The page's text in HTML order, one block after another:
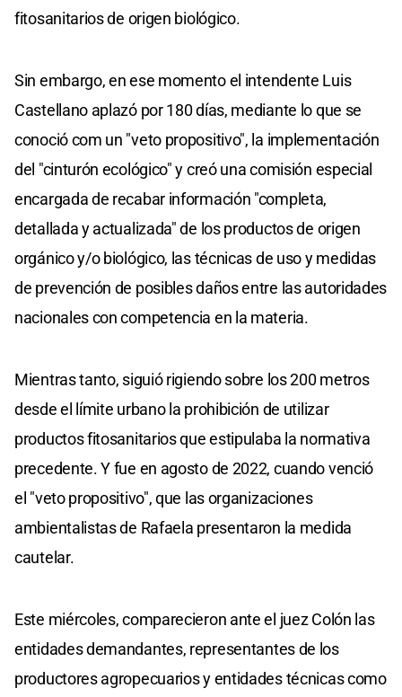
fitosanitarios de origen biológico.
Sin embargo, en ese momento el intendente Luis
Castellano aplazó por 180 días, mediante lo que se
conoció com un "veto propositivo", la implementación
del "cinturón ecológico" y creó una comisión especial
encargada de recabar información "completa,
detallada y actualizada" de los productos de origen
orgánico y/o biológico, las técnicas de uso y medidas
de prevención de posibles daños entre las autoridades
nacionales con competencia en la materia.
Mientras tanto, siguió rigiendo sobre los 200 metros
desde el límite urbano la prohibición de utilizar
productos fitosanitarios que estipulaba la normativa
precedente. Y fue en agosto de 2022, cuando venció
el "veto propositivo", que las organizaciones
ambientalistas de Rafaela presentaron la medida
cautelar.
Este miércoles, comparecieron ante el juez Colón las
entidades demandantes, representantes de los
productores agropecuarios y entidades técnicas como